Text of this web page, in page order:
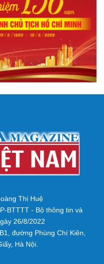
Thị Huệ
BTTTT - Bộ thông tin và
26/8/2022
đường Phùng Chí Kiên,
Hà Nội.